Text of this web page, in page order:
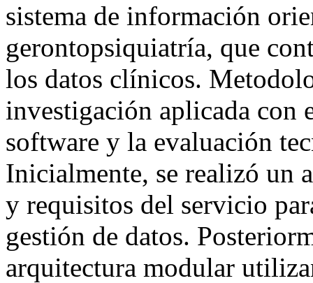
sistema de información
gerontopsiquiatría, que
los datos clínicos.
investigación aplicada con
software y la evaluación
Inicialmente, se realizó un
y requisitos del servicio
gestión de datos.
arquitectura modular